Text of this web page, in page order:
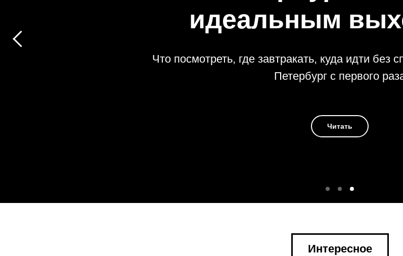
идеальным
Что посмотреть, где завтракать, куда идти без
Петербург с первого
Читать
Интересное